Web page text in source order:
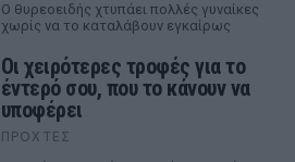
Ο θυρεοειδής χτυπάει πολλές γυναίκες
χωρίς να το καταλάβουν εγκαίρως
Οι χειρότερες τροφές για το
έντερό σου, που το κάνουν να
υποφέρει
ΠΡΟΧΤΈΣ